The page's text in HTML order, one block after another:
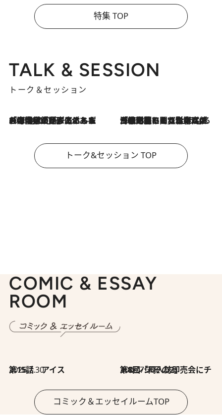
特集 TOP
TALK & SESSION
トーク＆セッション
2026.8.3
「今後値上げがあるとすれば…」「リスクがあるのは今年の冬」エネルギー専門家が語る、ホルムズ海峡封鎖が家庭にもたらす“ある心配” 2026.8.3
「住宅建てられない…」「サーチャージ料の高値が続いている」ホルムズ海峡封鎖による影響はいつまで続く？《エネルギー専門家に聞く“どうなる日本の暮らし”》
トーク&セッション TOP
COMIC & ESSAY
ROOM
2026.7.30
第15話 アイス 2026.7.30
第8回「同人誌即売会にチャレンジ その2」
コミック＆エッセイルームTOP